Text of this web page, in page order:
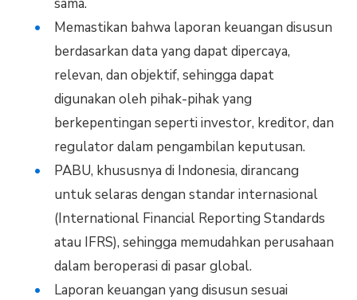
sama.
Memastikan bahwa laporan keuangan disusun
berdasarkan data yang dapat dipercaya,
relevan, dan objektif, sehingga dapat
digunakan oleh pihak-pihak yang
berkepentingan seperti investor, kreditor, dan
regulator dalam pengambilan keputusan.
PABU, khususnya di Indonesia, dirancang
untuk selaras dengan standar internasional
(International Financial Reporting Standards
atau IFRS), sehingga memudahkan perusahaan
dalam beroperasi di pasar global.
Laporan keuangan yang disusun sesuai